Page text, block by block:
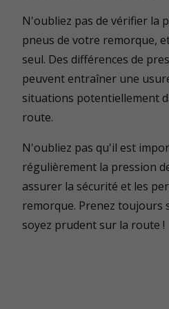
N'oubliez pas de vérifier la
pneus de votre remorque,
seul. Des différences de
peuvent entraîner une
situations potentiellement
route.
N'oubliez pas qu'il est
régulièrement la pression
assurer la sécurité et les
remorque. Prenez toujours
soyez prudent sur la route !